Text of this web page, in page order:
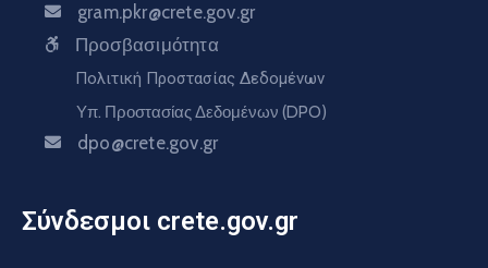
gram.pkr@crete.gov.gr
Προσβασιμότητα
Πολιτική Προστασίας Δεδομένων
Υπ. Προστασίας Δεδομένων (DPO)
dpo@crete.gov.gr
Σύνδεσμοι crete.gov.gr